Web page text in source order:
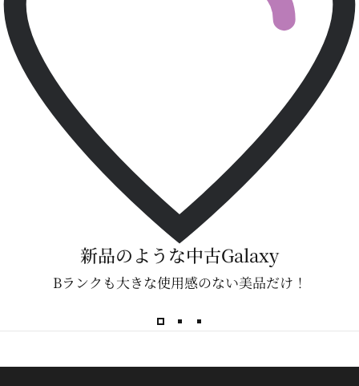
新品のような中古Galaxy
Bランクも大きな使用感のない美品だけ！